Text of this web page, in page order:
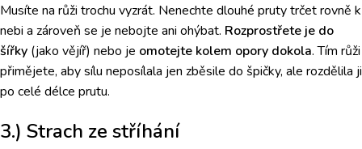
Musíte na růži trochu vyzrát. Nenechte dlouhé pruty trčet rovně k
nebi a zároveň se je nebojte ani ohýbat. Rozprostřete je do
šířky (jako vějíř) nebo je omotejte kolem opory dokola. Tím růži
přimějete, aby sílu neposílala jen zběsile do špičky, ale rozdělila ji
po celé délce prutu.
3.) Strach ze stříhání